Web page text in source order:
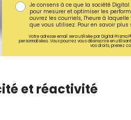
Je consens à ce que la société
pour mesurer et optimiser les
ouvrez les courriels, l'heure à
que vous utilisez. Pour en savoir
Votre adresse email sera utilisée par Digital
personnalisées. Vous pourrez vous désinscrire en
vos droits, prenez
et réactivité